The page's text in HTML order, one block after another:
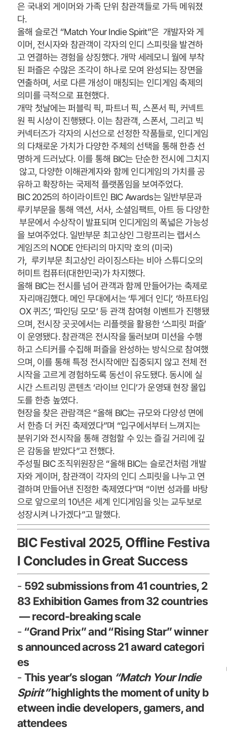
은 국내외 게이머와 가족 단위 참관객들로 가득 메워졌
다.
올해 슬로건 “Match Your Indie Spirit”은 개발자와 게
이머, 전시자와 참관객이 각자의 인디 스피릿을 발견하
고 연결하는 경험을 상징했다. 개막 세레모니 월에 부착
된 퍼즐은 수많은 조각이 하나로 모여 완성되는 장면을
연출하며, 서로 다른 개성이 매칭되는 인디게임 축제의
의미를 극적으로 표현했다.
개막 첫날에는 퍼블릭 픽, 파트너 픽, 스폰서 픽, 커넥트
원 픽 시상이 진행됐다. 이는 참관객, 스폰서, 그리고 빅
커넥터즈가 각자의 시선으로 선정한 작품들로, 인디게임
의 다채로운 가치가 다양한 주체의 선택을 통해 한층 선
명하게 드러났다. 이를 통해 BIC는 단순한 전시에 그치지
않고, 다양한 이해관계자와 함께 인디게임의 가치를 공
유하고 확장하는 국제적 플랫폼임을 보여주었다.
BIC 2025의 하이라이트인 BIC Awards는 일반부문과
루키부문을 통해 액션, 서사, 소셜임팩트, 아트 등 다양한
부문에서 수상작이 발표되며 인디게임의 폭넓은 가능성
을 보여주었다. 일반부문 최고상인 그랑프리는 랩서스
게임즈의 NODE 안타리의 마지막 호의 (미국)
가, 루키부문 최고상인 라이징스타는 비아 스튜디오의
허미트 컴퓨터(대한민국)가 차지했다.
올해 BIC는 전시를 넘어 관객과 함께 만들어가는 축제로
자리매김했다. 메인 무대에서는 ‘투게더 인디’, ‘하프타임
OX 퀴즈’, ‘파인딩 모모’ 등 관객 참여형 이벤트가 진행됐
으며, 전시장 곳곳에서는 리플렛을 활용한 ‘스피릿 퍼즐’
이 운영됐다. 참관객은 전시작을 둘러보며 미션을 수행
하고 스티커를 수집해 퍼즐을 완성하는 방식으로 참여했
으며, 이를 통해 특정 전시작에만 집중되지 않고 전체 전
시작을 고르게 경험하도록 동선이 유도됐다. 동시에 실
시간 스트리밍 콘텐츠 ‘라이브 인디’가 운영돼 현장 몰입
도를 한층 높였다.
현장을 찾은 관람객은 “올해 BIC는 규모와 다양성 면에
서 한층 더 커진 축제였다”며 “입구에서부터 느껴지는
분위기와 전시작을 통해 경험할 수 있는 즐길 거리에 깊
은 감동을 받았다”고 전했다.
주성필 BIC 조직위원장은 “올해 BIC는 슬로건처럼 개발
자와 게이머, 참관객이 각자의 인디 스피릿을 나누고 연
결하며 만들어낸 진정한 축제였다”며 “이번 성과를 바탕
으로 앞으로의 10년은 세계 인디게임을 잇는 교두보로
성장시켜 나가겠다”고 말했다.
BIC Festival 2025, Offline Festiva
l Concludes in Great Success
- 592 submissions from 41 countries, 2
83 Exhibition Games from 32 countries
— record-breaking scale
- “Grand Prix” and “Rising Star” winner
s announced across 21 award categori
es
- This year’s slogan “Match Your Indie
Spirit”highlights the moment of unity b
etween indie developers, gamers, and
attendees